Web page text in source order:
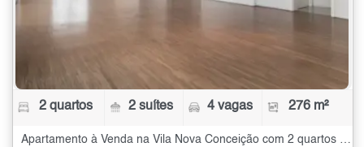
2 quartos 2 suítes 4 vagas 276 m²
Apartamento à Venda na Vila Nova Conceição com 2 quartos - 276 m²